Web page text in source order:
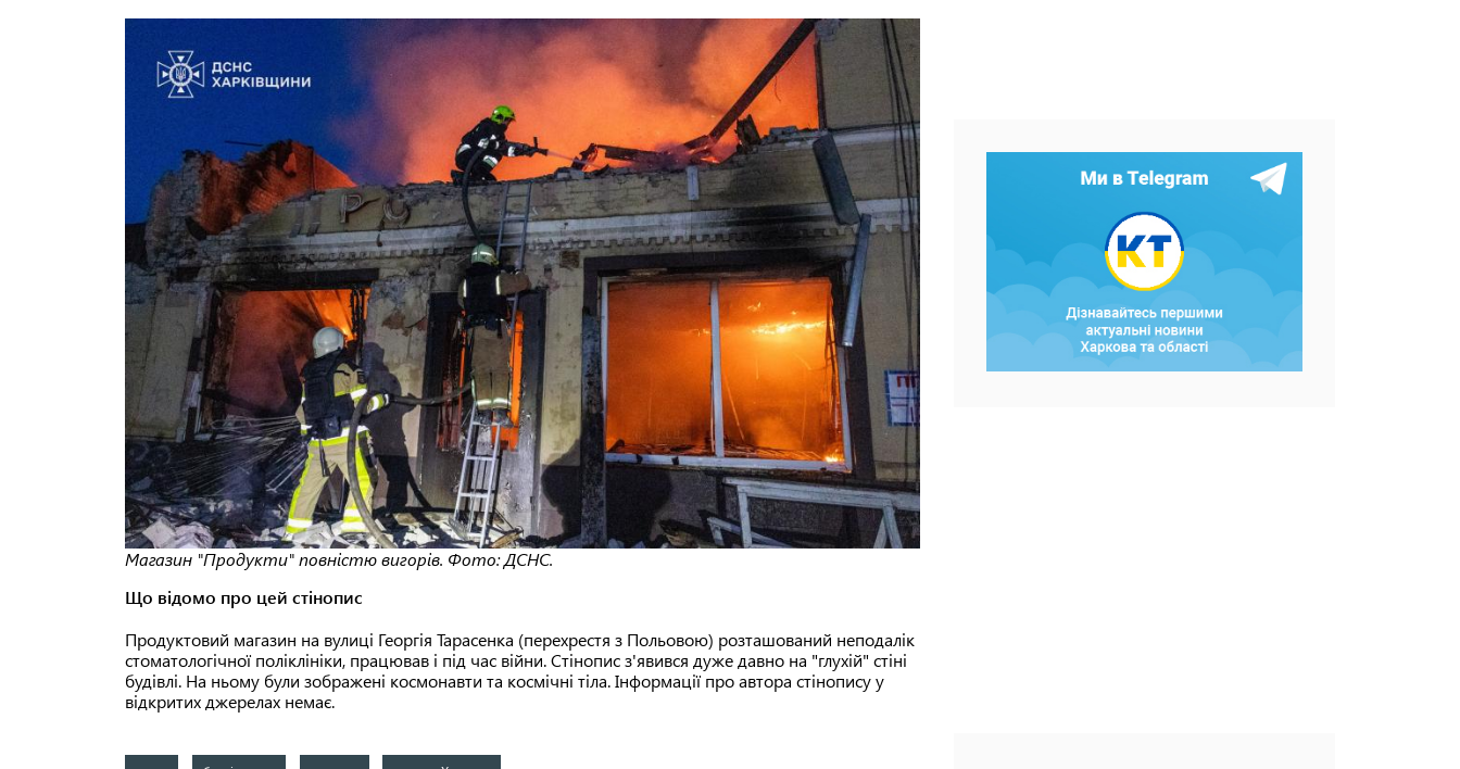
Магазин "Продукти" повністю вигорів. Фото: ДСНС.
Що відомо про цей стінопис
Продуктовий магазин на вулиці Георгія Тарасенка (перехрестя з Польовою) розташований неподалік
стоматологічної поліклініки, працював і під час війни. Стінопис з'явився дуже давно на "глухій" стіні
будівлі. На ньому були зображені космонавти та космічні тіла. Інформації про автора стінопису у
відкритих джерелах немає.